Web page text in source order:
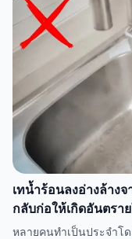
เทน้ำร้อนลงอ่างล้าง
กลับก่อให้เกิดอันตรา
หลายคนทำเป็นประจำโ